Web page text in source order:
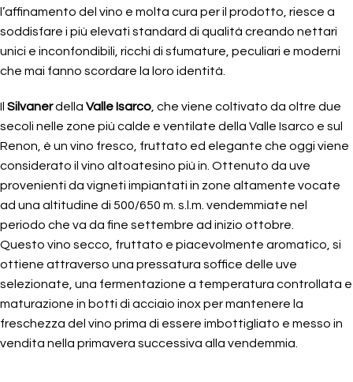
l’affinamento del vino e molta cura per il prodotto, riesce a
soddisfare i più elevati standard di qualità creando nettari
unici e inconfondibili, ricchi di sfumature, peculiari e moderni
che mai fanno scordare la loro identità.
Il Silvanerdella Valle Isarco , che viene coltivato da oltre due
secoli nelle zone più calde e ventilate della Valle Isarco e sul
Renon, è un vino fresco, fruttato ed elegante che oggi viene
considerato il vino altoatesino più in. Ottenuto da uve
provenienti da vigneti impiantati in zone altamente vocate
ad una altitudine di 500/650 m. s.l.m. vendemmiate nel
periodo che va da fine settembre ad inizio ottobre.
Questo vino secco, fruttato e piacevolmente aromatico, si
ottiene attraverso una pressatura soffice delle uve
selezionate, una fermentazione a temperatura controllata e
maturazione in botti di acciaio inox per mantenere la
freschezza del vino prima di essere imbottigliato e messo in
vendita nella primavera successiva alla vendemmia.